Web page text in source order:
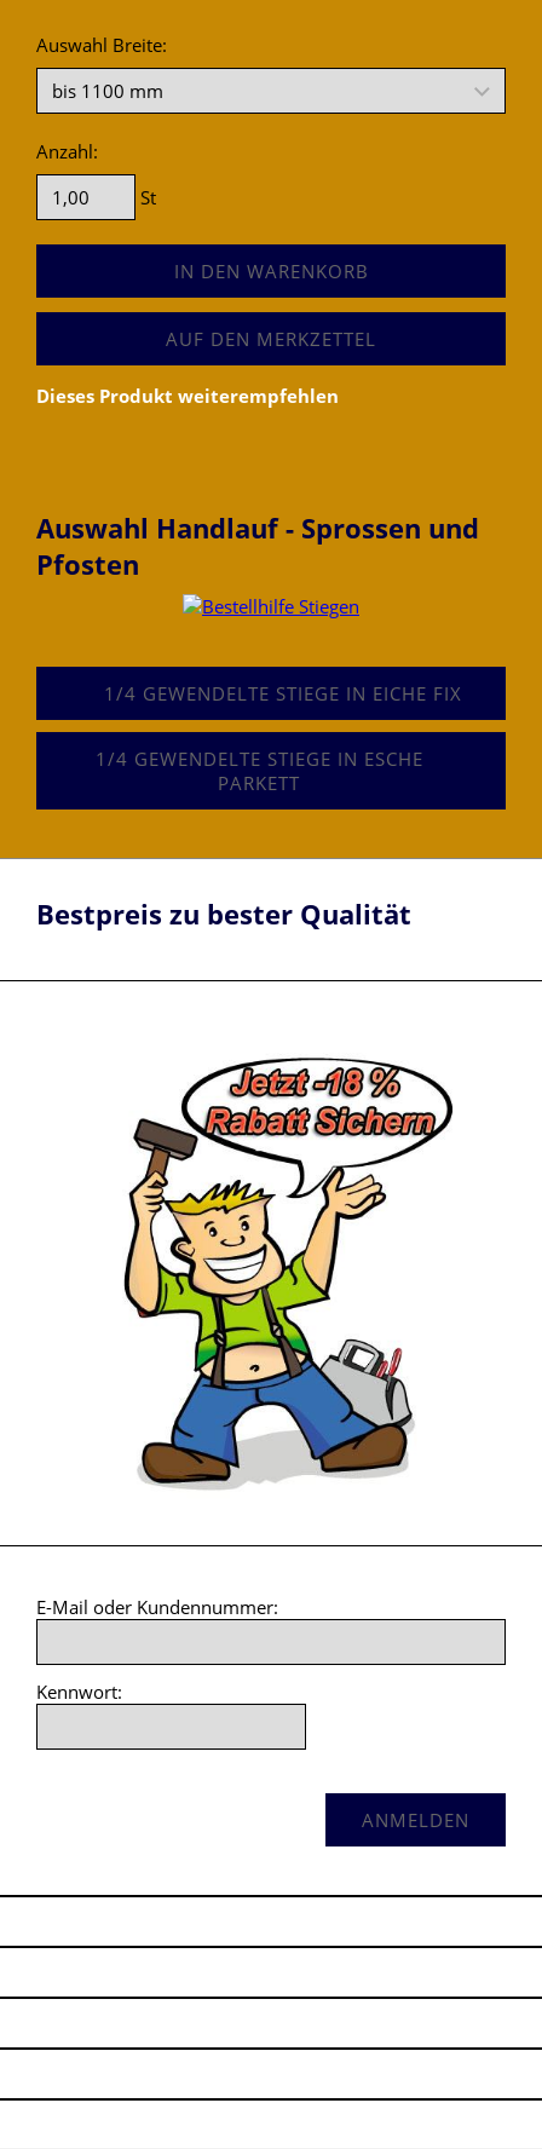
Auswahl Breite:
Anzahl:
St
IN DEN WARENKORB
AUF DEN MERKZETTEL
Dieses Produkt weiterempfehlen
Auswahl Handlauf - Sprossen und
Pfosten
1/4 GEWENDELTE STIEGE IN EICHE FIX
1/4 GEWENDELTE STIEGE IN ESCHE
PARKETT
Bestpreis zu bester Qualität
E-Mail oder Kundennummer:
Kennwort: